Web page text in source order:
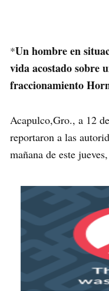
*Un hombre en
vida acostado sobre
fraccionamiento
Acapulco,Gro., a 12
reportaron a las
mañana de este